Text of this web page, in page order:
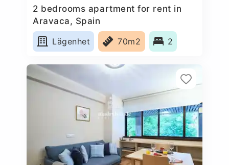
2 bedrooms apartment for rent in
Aravaca, Spain
Lägenhet
70m2 2